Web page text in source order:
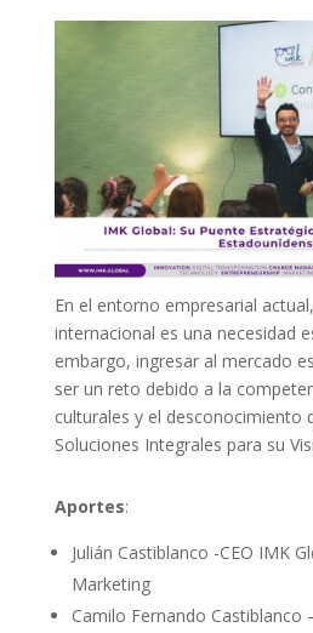
En el entorno empresarial
internacional es una necesidad
embargo, ingresar al mercado
ser un reto debido a la
culturales y el desconocimiento
Soluciones Integrales para su
Aportes:
Julián Castiblanco -CEO IMK
Marketing
Camilo Fernando Castiblanco